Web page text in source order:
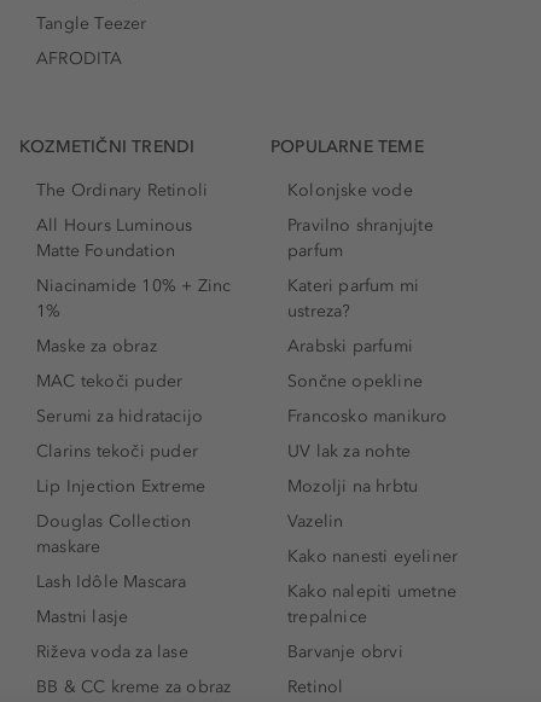
Tangle Teezer
AFRODITA
KOZMETIČNI TRENDI
The Ordinary Retinoli
All Hours Luminous
Matte Foundation
Niacinamide 10% + Zinc
1%
Maske za obraz
MAC tekoči puder
Serumi za hidratacijo
Clarins tekoči puder
Lip Injection Extreme
Douglas Collection
maskare
Lash Idôle Mascara
Mastni lasje
Riževa voda za lase
BB & CC kreme za obraz
POPULARNE TEME
Kolonjske vode
Pravilno shranjujte
parfum
Kateri parfum mi
ustreza?
Arabski parfumi
Sončne opekline
Francosko manikuro
UV lak za nohte
Mozolji na hrbtu
Vazelin
Kako nanesti eyeliner
Kako nalepiti umetne
trepalnice
Barvanje obrvi
Retinol